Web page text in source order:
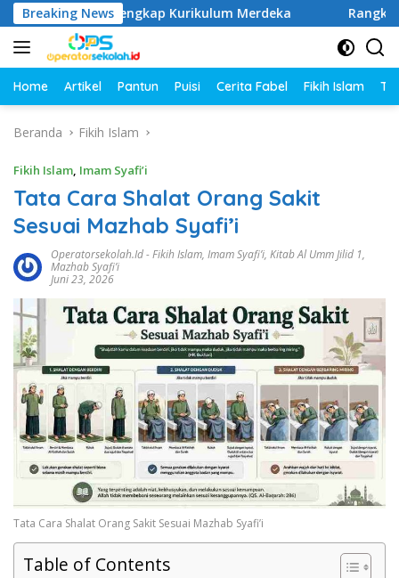
Langsung
ke
konten
Breaking News
SD Lengkap Kurikulum Merdeka Rangkuman
Home Artikel Pantun Puisi Cerita Fabel Fikih Islam
Beranda Fikih Islam
Fikih Islam, Imam Syafi’i
Tata Cara Shalat Orang Sakit
Sesuai Mazhab Syafi’i
Operatorsekolah.id-Fikih Islam, Imam Syafi’i, Kitab Al Umm Jilid 1,
Mazhab Syafi’i
Juni 23, 2026
Tata Cara Shalat Orang Sakit Sesuai Mazhab Syafi’i
Table of Contents